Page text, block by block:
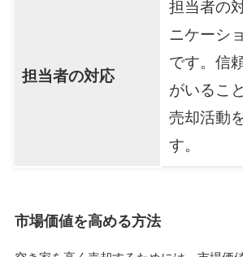
担当者の対応
担当者の
ニケーシ
です。信
がいるこ
売却活動
す。
市場価値を高める方法